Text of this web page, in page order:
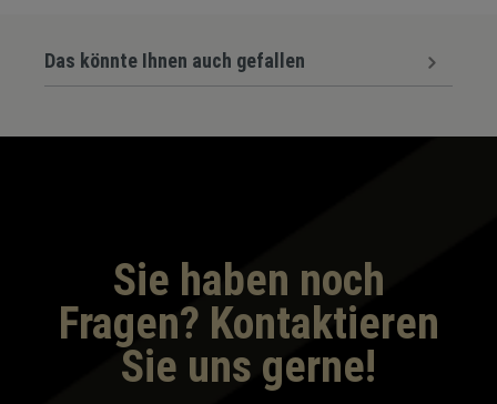
Das könnte Ihnen auch gefallen
Sie haben noch
Fragen? Kontaktieren
Sie uns gerne!